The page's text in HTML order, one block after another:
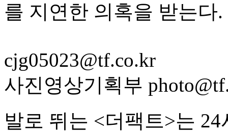
를 지연한 의혹을 받는다.
cjg05023@tf.co.kr
사진영상기획부
발로 뛰는 <더팩트>는